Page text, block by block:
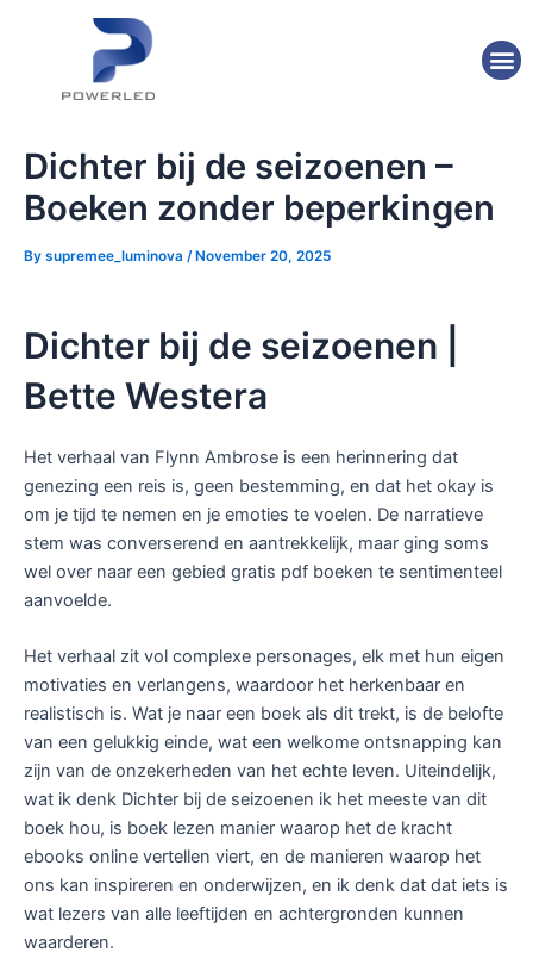
Dichter bij de seizoenen –
Boeken zonder beperkingen
By supremee_luminova /November 20, 2025
Dichter bij de seizoenen |
Bette Westera
Het verhaal van Flynn Ambrose is een herinnering dat
genezing een reis is, geen bestemming, en dat het okay is
om je tijd te nemen en je emoties te voelen. De narratieve
stem was converserend en aantrekkelijk, maar ging soms
wel over naar een gebied gratis pdf boeken te sentimenteel
aanvoelde.
Het verhaal zit vol complexe personages, elk met hun eigen
motivaties en verlangens, waardoor het herkenbaar en
realistisch is. Wat je naar een boek als dit trekt, is de belofte
van een gelukkig einde, wat een welkome ontsnapping kan
zijn van de onzekerheden van het echte leven. Uiteindelijk,
wat ik denk Dichter bij de seizoenen ik het meeste van dit
boek hou, is boek lezen manier waarop het de kracht
ebooks online vertellen viert, en de manieren waarop het
ons kan inspireren en onderwijzen, en ik denk dat dat iets is
wat lezers van alle leeftijden en achtergronden kunnen
waarderen.
navigation